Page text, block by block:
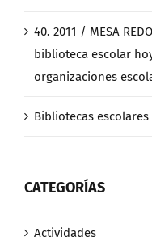
40. 2011 / MESA
biblioteca escolar
organizaciones
Bibliotecas
CATEGORÍAS
Actividades